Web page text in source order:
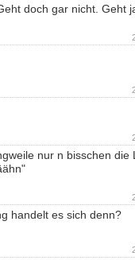
doch gar nicht. Geht
nur n bisschen die
handelt es sich denn?